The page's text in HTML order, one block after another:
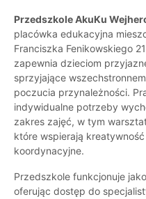
Przedszkole AkuKu
placówka edukacyjna
Franciszka Fenikowskiego
zapewnia dzieciom
sprzyjające
poczucia przynależności.
indywidualne potrzeby
zakres zajęć, w tym
które wspierają
koordynacyjne.
Przedszkole funkcjonuje
oferując dostęp do